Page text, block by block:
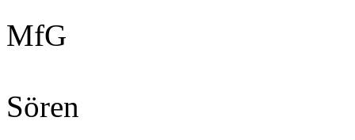
MfG
Sören